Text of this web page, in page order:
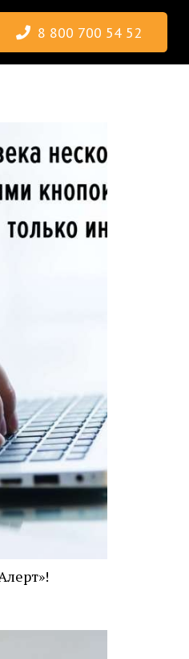
8 800 700 54 52